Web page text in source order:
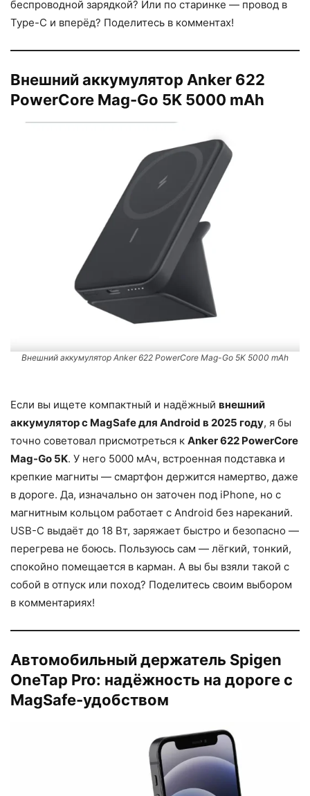
беспроводной зарядкой? Или по старинке — провод в
Type-C и вперёд? Поделитесь в комментах!
Внешний аккумулятор Anker 622
PowerCore Mag-Go 5K 5000 mAh
Внешний аккумулятор Anker 622 PowerCore Mag-Go 5K 5000 mAh
Если вы ищете компактный и надёжный внешний
аккумулятор с MagSafe для Android в 2025 году, я бы
точно советовал присмотреться к Anker 622 PowerCore
Mag-Go 5K. У него 5000 мАч, встроенная подставка и
крепкие магниты — смартфон держится намертво, даже
в дороге. Да, изначально он заточен под iPhone, но с
магнитным кольцом работает с Android без нареканий.
USB-C выдаёт до 18 Вт, заряжает быстро и безопасно —
перегрева не боюсь. Пользуюсь сам — лёгкий, тонкий,
спокойно помещается в карман. А вы бы взяли такой с
собой в отпуск или поход? Поделитесь своим выбором
в комментариях!
Автомобильный держатель Spigen
OneTap Pro: надёжность на дороге с
MagSafe-удобством